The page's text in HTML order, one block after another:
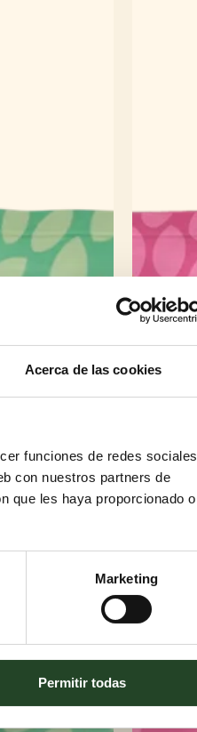
Acerca de las cookies
funciones de redes sociales
con nuestros partners de
que les haya proporcionado o
Marketing
Permitir todas